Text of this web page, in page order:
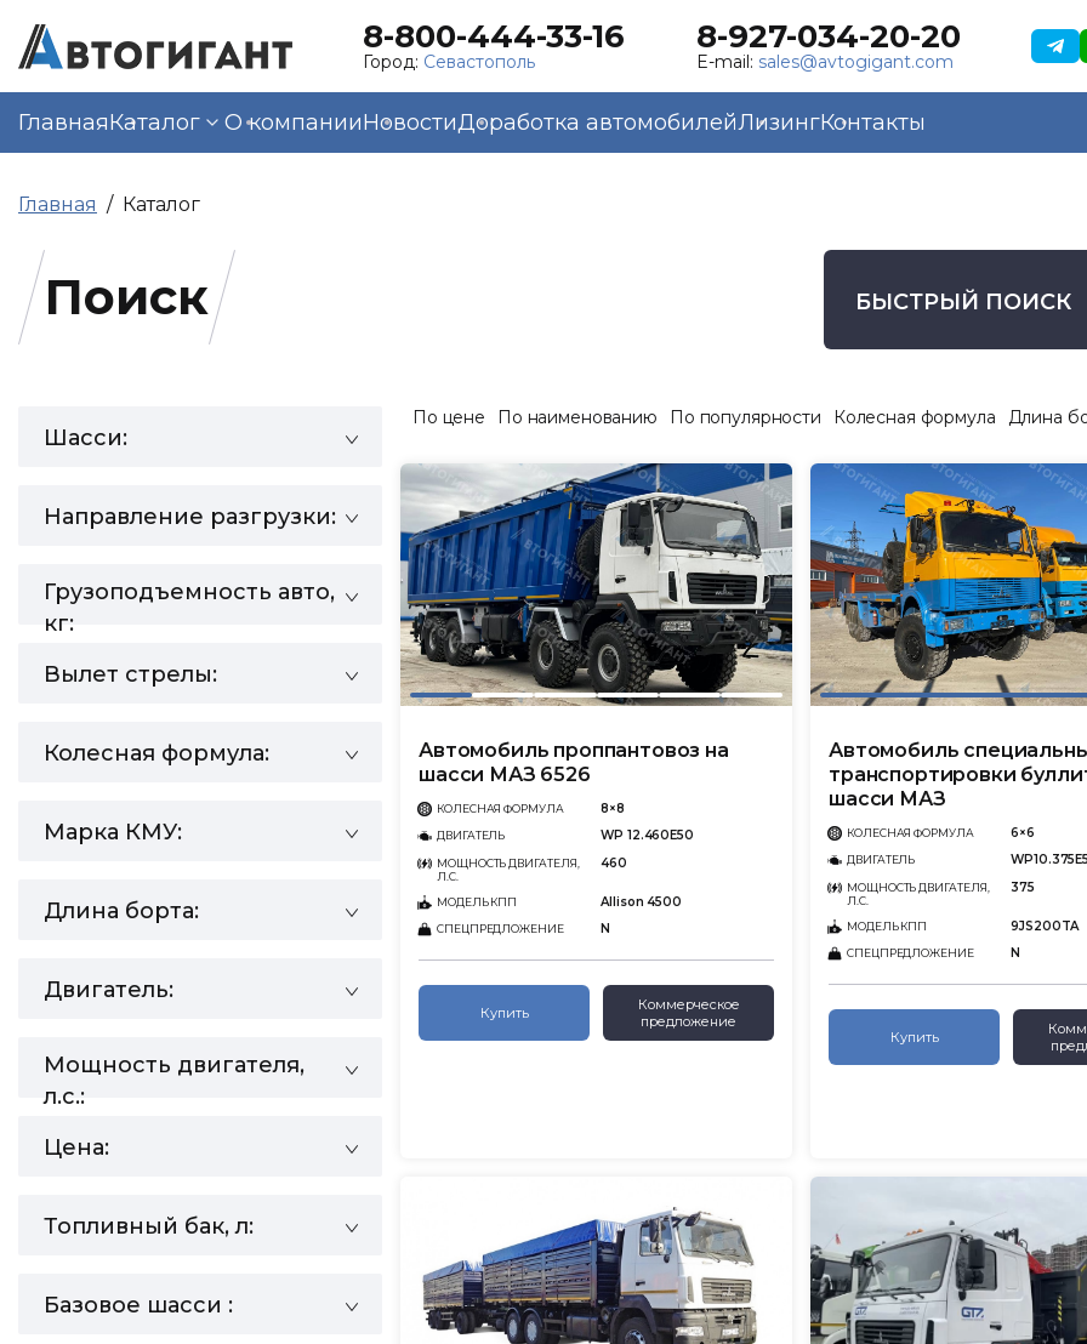
8-800-444-33-16
Город: Севастополь
8-927-034-20-20
E-mail: sales@avtogigant.com
ГлавнаяКаталог О компанииНовостиДоработка автомобилейЛизингКонтакты
Главная Каталог
Поиск БЫСТРЫЙ ПОИСК
Шасси:
Направление разгрузки:
Грузоподъемность авто,
кг:
Вылет стрелы:
Колесная формула:
Марка КМУ:
Длина борта:
Двигатель:
Мощность двигателя,
л.с.:
Цена:
Топливный бак, л:
Базовое шасси :
По цене По наименованию По популярности Колесная формула Длина
Автомобиль проппантовоз на
шасси МАЗ 6526
КОЛЕСНАЯ ФОРМУЛА 8×8
ДВИГАТЕЛЬ WP 12.460Е50
МОЩНОСТЬ ДВИГАТЕЛЯ,
Л.С.
460
МОДЕЛЬ КПП Allison 4500
СПЕЦПРЕДЛОЖЕНИЕ N
Купить
Коммерческое
предложение
Автомобиль
транспортировки
шасси МАЗ
КОЛЕСНАЯ ФОРМУЛА 6×6
ДВИГАТЕЛЬ
МОЩНОСТЬ ДВИГАТЕЛЯ,
Л.С.
375
МОДЕЛЬ КПП 9JS200TA
СПЕЦПРЕДЛОЖЕНИЕ N
Купить